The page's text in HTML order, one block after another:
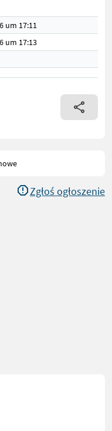
um 17:11
um 17:13
Zgłoś ogłoszenie